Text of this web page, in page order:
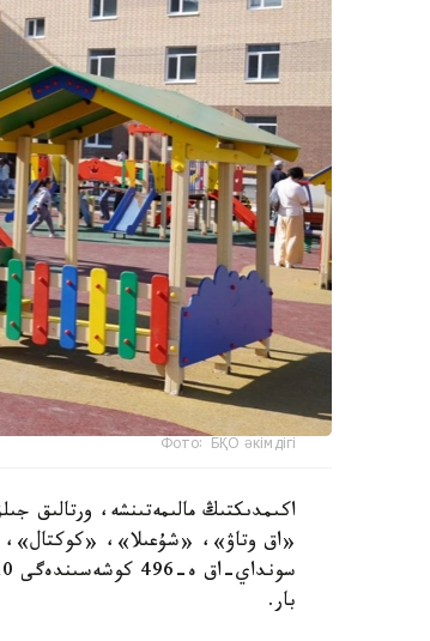
Фото: БҚО әкімдігі
اكىمدىكتىڭ مالىمەتىنشە، ورتالىق
«اق وتاۋ»، «شۇعىلا»، «كوكتال»،
بار.